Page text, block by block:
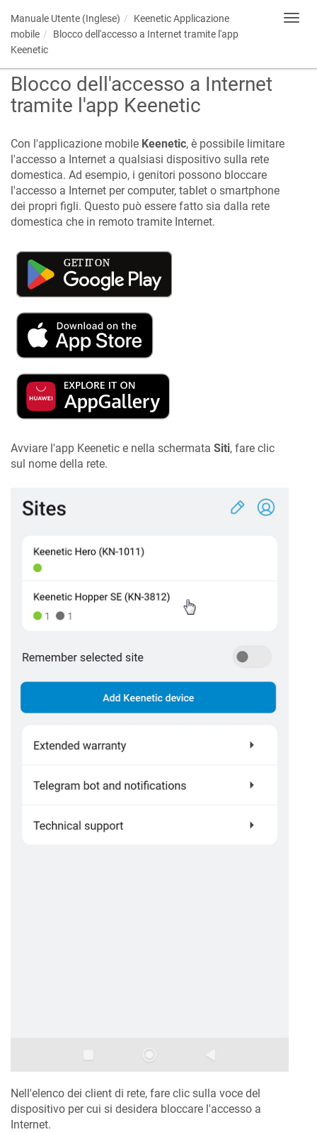
Manuale Utente (Inglese) KeeneticApplicazione
mobile
Blocco dell'accesso a Internet tramite l'app
Keenetic
Blocco dell'accesso a Internet
tramite l'app Keenetic
Con l'applicazione mobile Keenetic, è possibile limitare
l'accesso a Internet a qualsiasi dispositivo sulla rete
domestica. Ad esempio, i genitori possono bloccare
l'accesso a Internet per computer, tablet o smartphone
dei propri figli. Questo può essere fatto sia dalla rete
domestica che in remoto tramite Internet.
Avviare l'app Keenetic e nella schermata Siti, fare clic
sul nome della rete.
Nell'elenco dei client di rete, fare clic sulla voce del
dispositivo per cui si desidera bloccare l'accesso a
Internet.